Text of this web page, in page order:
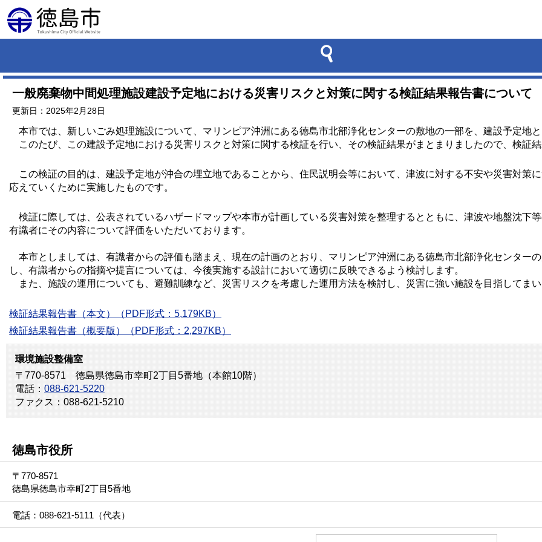
一般廃棄物中間処理施設建設予定地における災害リスクと対策に関する検証結果報告書について
更新日：2025年2月28日
本市では、新しいごみ処理施設について、マリンピア沖洲にある徳島市北部浄化センターの敷地の一部を、建設予定地
このたび、この建設予定地における災害リスクと対策に関する検証を行い、その検証結果がまとまりましたので、検証
この検証の目的は、建設予定地が沖合の埋立地であることから、住民説明会等において、津波に対する不安や災害対策
応えていくために実施したものです。
検証に際しては、公表されているハザードマップや本市が計画している災害対策を整理するとともに、津波や地盤沈下
有識者にその内容について評価をいただいております。
本市としましては、有識者からの評価も踏まえ、現在の計画のとおり、マリンピア沖洲にある徳島市北部浄化センター
し、有識者からの指摘や提言については、今後実施する設計において適切に反映できるよう検討します。
また、施設の運用についても、避難訓練など、災害リスクを考慮した運用方法を検討し、災害に強い施設を目指してま
検証結果報告書（本文）（PDF形式：5,179KB）
検証結果報告書（概要版）（PDF形式：2,297KB）
環境施設整備室
〒770-8571 徳島県徳島市幸町2丁目5番地（本館10階）
電話： 088-621-5220
ファクス：088-621-5210
徳島市役所
〒770-8571
徳島県徳島市幸町2丁目5番地
電話：088-621-5111（代表）